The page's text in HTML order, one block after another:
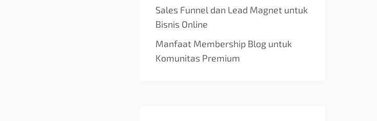
Sales Funnel dan Lead Magnet untuk
Bisnis Online
Manfaat Membership Blog untuk
Komunitas Premium